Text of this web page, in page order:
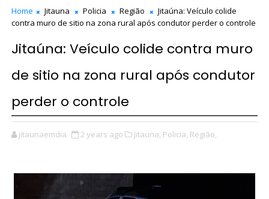
Home Jitauna Policia Região
Jitaúna: Veículo colide
contra muro de sitio na zona rural após condutor perder o controle
Jitaúna: Veículo colide contra muro
de sitio na zona rural após condutor
perder o controle
jitaunaemdia 2 years ago Jitauna, Policia, Região,